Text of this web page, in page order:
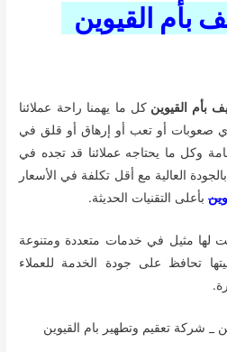
بأم القيوين
بأم القيوين كل ما يهمنا راحة عملائنا
صعوبات أو تعب أو إرهاق أو قلق في
وكل ما يحتاجه عملائنا قد تجده في
العالية مع أقل تكلفة في الأسعار
بأعلى التقنيات الحديثة.
لها مثيل في خدمات متعددة ومتنوعة
تحافظ على جودة الخدمة للعملاء